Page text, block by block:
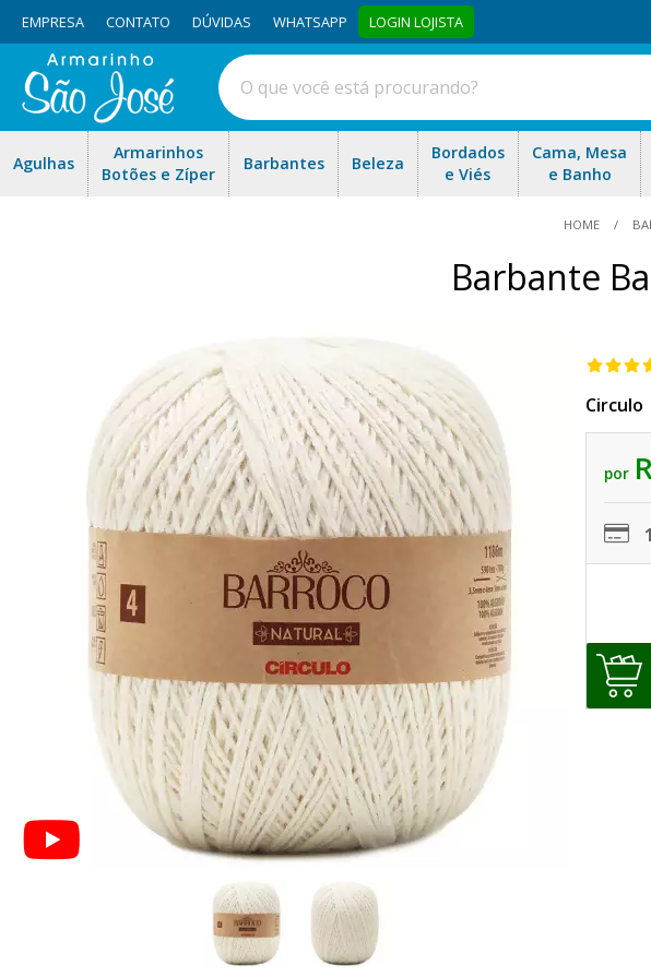
EMPRESA CONTATO DÚVIDAS WHATSAPP LOGIN LOJISTA
Agulhas
Armarinhos
Botões e Zíper
Barbantes Beleza
Bordados
e Viés
Cama, Mesa
e Banho
HOME
Barbante
Circulo
por